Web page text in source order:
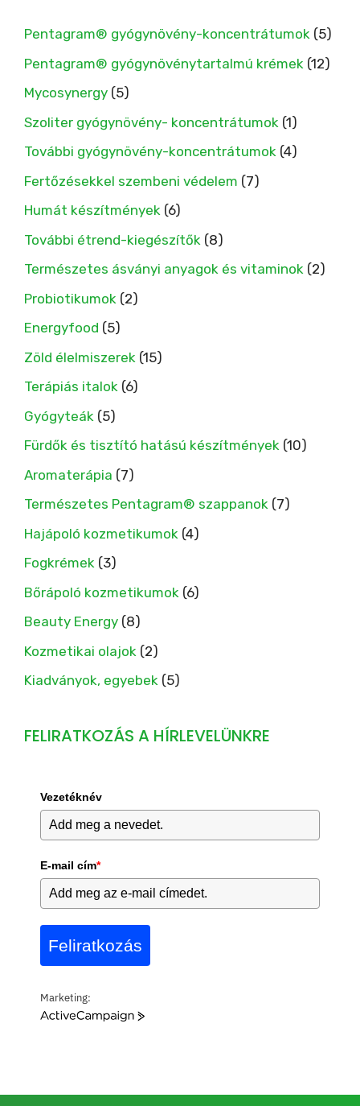
Pentagram® gyógynövény-koncentrátumok (5)
Pentagram® gyógynövénytartalmú krémek (12)
Mycosynergy (5)
Szoliter gyógynövény- koncentrátumok (1)
További gyógynövény-koncentrátumok (4)
Fertőzésekkel szembeni védelem (7)
Humát készítmények (6)
További étrend-kiegészítők (8)
Természetes ásványi anyagok és vitaminok (2)
Probiotikumok (2)
Energyfood (5)
Zöld élelmiszerek (15)
Terápiás italok (6)
Gyógyteák (5)
Fürdők és tisztító hatású készítmények (10)
Aromaterápia (7)
Természetes Pentagram® szappanok (7)
Hajápoló kozmetikumok (4)
Fogkrémek (3)
Bőrápoló kozmetikumok (6)
Beauty Energy (8)
Kozmetikai olajok (2)
Kiadványok, egyebek (5)
FELIRATKOZÁS A HÍRLEVELÜNKRE
Vezetéknév
E-mail cím*
Feliratkozás
Marketing:
A
e